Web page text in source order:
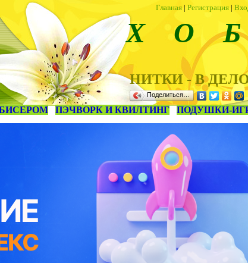
Главная | Регистрация |
Х О
НИТКИ - В
Поделиться…
ПЭЧВОРК И КВИЛТИНГ ПОДУШКИ-